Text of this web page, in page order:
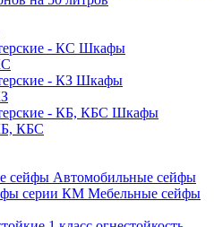
Шкафы
Шкафы
Шкафы
КБС
Автомобильные сейфы
Мебельные сейфы